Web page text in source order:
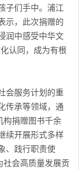
子们手中。浦江
示，此次捐赠的
润中感受中华文
认同，成为有根
会服务计划的重
传承等领域，通
构捐赠图书千余
续开展形式多样
、践行职责使
社会高质量发展贡